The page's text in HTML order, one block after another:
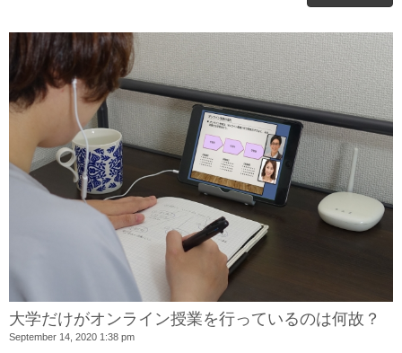
大学だけがオンライン授業を行っているのは何故？
September 14, 2020 1:38 pm